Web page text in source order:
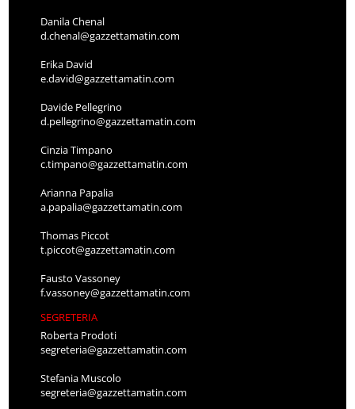
Danila Chenal
d.chenal@gazzettamatin.com
Erika David
e.david@gazzettamatin.com
Davide Pellegrino
d.pellegrino@gazzettamatin.com
Cinzia Timpano
c.timpano@gazzettamatin.com
Arianna Papalia
a.papalia@gazzettamatin.com
Thomas Piccot
t.piccot@gazzettamatin.com
Fausto Vassoney
f.vassoney@gazzettamatin.com
SEGRETERIA
Roberta Prodoti
segreteria@gazzettamatin.com
Stefania Muscolo
segreteria@gazzettamatin.com